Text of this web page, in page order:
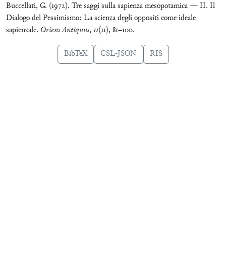
Buccellati, G. (1972). Tre saggi sulla sapienza mesopotamica — II. Il
Dialogo del Pessimismo: La scienza degli oppositi come ideale
sapienzale. Oriens Antiquus,11(11), 81–100.
BibTeX CSL-JSON RIS